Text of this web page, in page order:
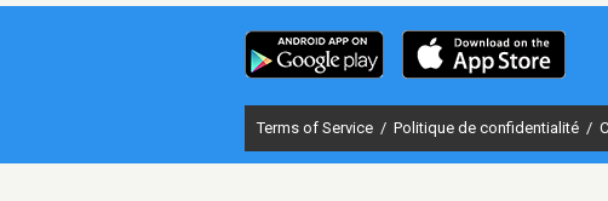
Terms of Service / Politique de confidentialité /